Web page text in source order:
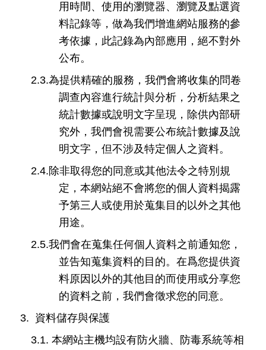
用時間、使用的瀏覽器、瀏覽及點選資
料記錄等，做為我們增進網站服務的參
考依據，此記錄為內部應用，絕不對外
公布。
2.3.為提供精確的服務，我們會將收集的問卷
調查內容進行統計與分析，分析結果之
統計數據或說明文字呈現，除供內部研
究外，我們會視需要公布統計數據及說
明文字，但不涉及特定個人之資料。
2.4. 除非取得您的同意或其他法令之特別規
定，本網站絕不會將您的個人資料揭露
予第三人或使用於蒐集目的以外之其他
用途。
2.5.我們會在蒐集任何個人資料之前通知您，
並告知蒐集資料的目的。在爲您提供資
料原因以外的其他目的而使用或分享您
的資料之前，我們會徵求您的同意。
3. 資料儲存與保護
3.1.本網站主機均設有防火牆、防毒系統等相